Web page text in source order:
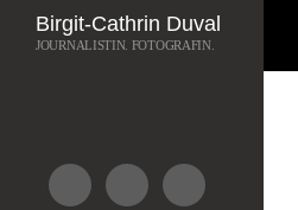
Suchen
Birgit-Cathrin Duval
JOURNALISTIN. FOTOGRAFIN.